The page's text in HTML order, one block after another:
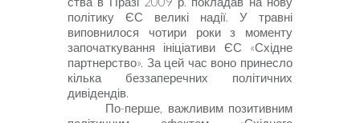
політику ЄС великі надії. У травні
виповнилося чотири роки з моменту
започаткування ініціативи ЄС «Східне
партнерство». За цей час воно принесло
кілька беззаперечних політичних
дивідендів.
По-перше, важливим позитивним